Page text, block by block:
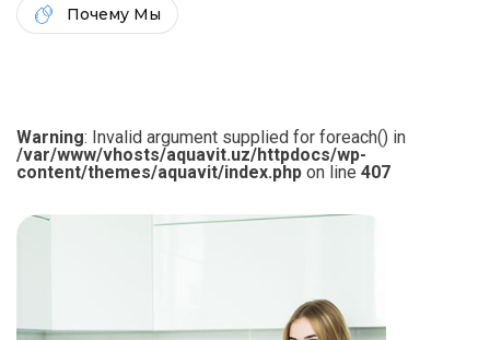
Почему Мы
Warning: Invalid argument supplied for foreach() in
/var/www/vhosts/aquavit.uz/httpdocs/wp-
content/themes/aquavit/index.php on line 407